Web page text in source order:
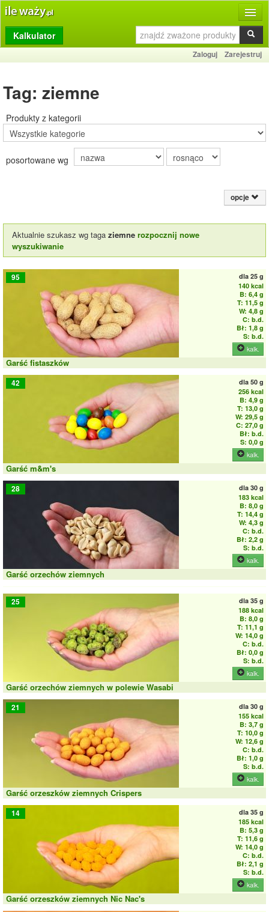
Produkty
Dziennik
Przelicznik
Porady
Słownik
Kalkulator
Zaloguj Zarejestruj
Tag: ziemne
Produkty z kategorii
posortowane wg
opcje
Aktualnie szukasz wg taga ziemne rozpocznij nowe
wyszukiwanie
95 dla 25 g
140 kcal
B: 6,4 g
T: 11,5 g
W: 4,8 g
C: b.d.
Bł: 1,8 g
S: b.d.
kalk.
Garść fistaszków
42 dla 50 g
256 kcal
B: 4,9 g
T: 13,0 g
W: 29,5 g
C: 27,0 g
Bł: b.d.
S: 0,0 g
kalk.
Garść m&m's
28 dla 30 g
183 kcal
B: 8,0 g
T: 14,4 g
W: 4,3 g
C: b.d.
Bł: 2,2 g
S: b.d.
kalk.
Garść orzechów ziemnych
25 dla 35 g
188 kcal
B: 8,0 g
T: 11,1 g
W: 14,0 g
C: b.d.
Bł: 0,0 g
S: b.d.
kalk.
Garść orzechów ziemnych w polewie Wasabi
21 dla 30 g
155 kcal
B: 3,7 g
T: 10,0 g
W: 12,6 g
C: b.d.
Bł: 1,0 g
S: b.d.
kalk.
Garść orzeszków ziemnych Crispers
14 dla 35 g
185 kcal
B: 5,3 g
T: 11,6 g
W: 14,0 g
C: b.d.
Bł: 2,1 g
S: b.d.
kalk.
Garść orzeszków ziemnych Nic Nac's